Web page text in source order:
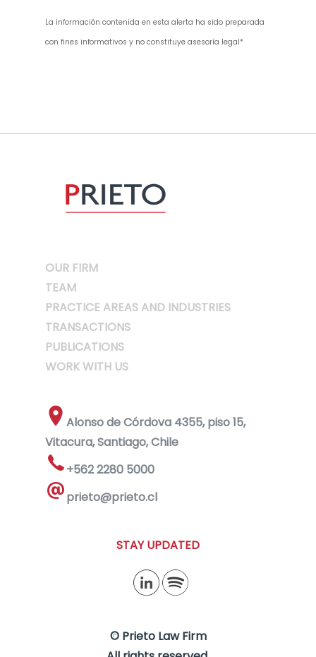
La información contenida en esta alerta ha sido preparada
con fines informativos y no constituye asesoría legal*
OUR FIRM
TEAM
PRACTICE AREAS AND INDUSTRIES
TRANSACTIONS
PUBLICATIONS
WORK WITH US
Alonso de Córdova 4355, piso 15,
Vitacura, Santiago, Chile
+562 2280 5000
prieto@prieto.cl
STAY UPDATED
© Prieto Law Firm